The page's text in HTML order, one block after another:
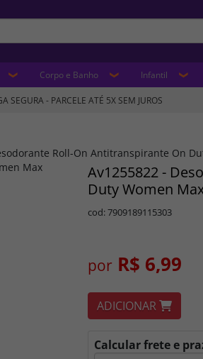
Corpo e Banho Infantil
SEGURA - PARCELE ATÉ 5X SEM JUROS
Roll-On Antitranspirante On
Av1255822 -
Duty Women
cod: 7909189115303
por R$ 6,99
ADICIONAR
Calcular frete e